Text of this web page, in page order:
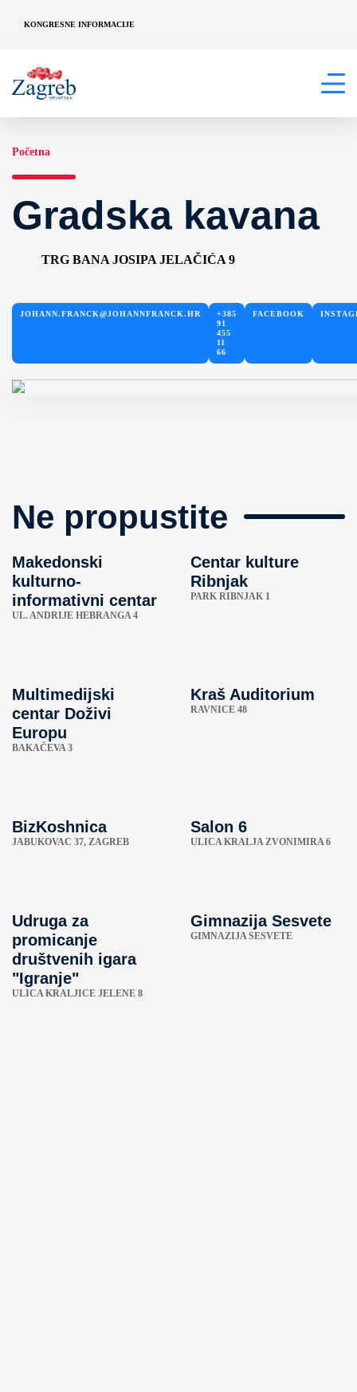
KONGRESNE INFORMACIJE
Početna
Gradska kavana
TRG BANA JOSIPA JELAČIĆA 9
JOHANN.FRANCK@JOHANNFRANCK.HR
+385
91
455
11
66
FACEBOOK
Ne propustite
Makedonski
kulturno-
informativni centar
UL. ANDRIJE HEBRANGA 4
Centar kulture
Ribnjak
PARK RIBNJAK 1
Multimedijski
centar Doživi
Europu
BAKAČEVA 3
Kraš Auditorium
RAVNICE 48
BizKoshnica
JABUKOVAC 37, ZAGREB
Salon 6
ULICA KRALJA ZVONIMIRA 6
Udruga za
promicanje
društvenih igara
"Igranje"
ULICA KRALJICE JELENE 8
Gimnazija Sesvete
GIMNAZIJA SESVETE